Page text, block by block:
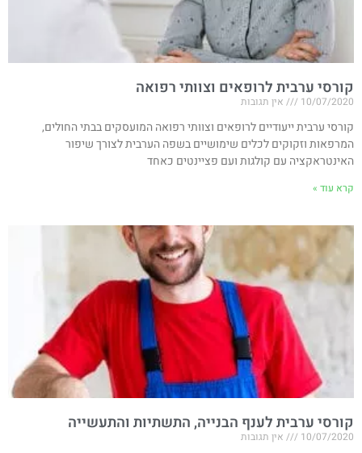
קורסי ערבית לרופאים וצוותי רפואה
10/07/2020 אין תגובות
קורסי ערבית ייעודיים לרופאים וצוותי רפואה המועסקים בבתי החולים,
המרפאות וזקוקים לכלים שימושיים בשפה הערבית לצורך שיפור
האינטראקציה עם קולגות ועם פציינטים כאחד
קרא עוד »
קורסי ערבית לענף הבנייה, התשתיות והתעשייה
10/07/2020 אין תגובות